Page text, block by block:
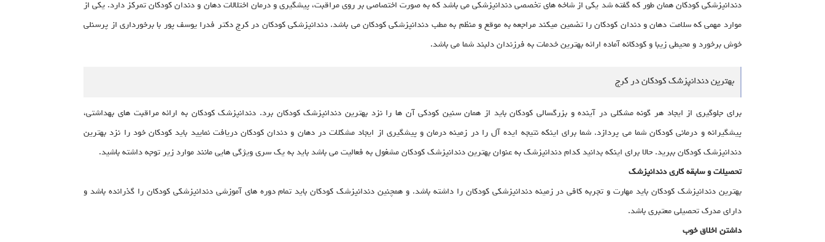
دندانپزشکی کودکان همان طور که گفته شد یکی از شاخه های تخصصی دندانپزشکی می باشد که به صورت اختصاصی بر روی مراقبت، پیشگیری و درمان اختلالات دهان و دندان کودکان تمرکز دارد. یکی از
موارد مهمی که سلامت دهان و دندان کودکان را تضمین میکند مراجعه به موقع و منظم به مطب دندانپزشکی کودکان می باشد. دندانپزشکی کودکان در کرج دکتر فدرا یوسف پور با برخورداری از پرسنلی
خوش برخورد و محیطی زیبا و کودکانه آماده ارائه بهترین خدمات به فرزندان دلبند شما می باشد.
بهترین دندانپزشک کودکان در کرج
برای جلوگیری از ایجاد هر گونه مشکلی در آینده و بزرگسالی کودکان باید از همان سنین کودکی آن ها را نزد بهترین دندانپزشک کودکان برد. دندانپزشک کودکان به ارائه مراقبت های بهداشتی،
پیشگیرانه و درمانی کودکان شما می پردازد. شما برای اینکه نتیجه ایده آل را در زمینه درمان و پیشگیری از ایجاد مشکلات در دهان و دندان کودکان دریافت نمایید باید کودکان خود را نزد بهترین
دندانپزشک کودکان ببرید. حالا برای اینکه بدانید کدام دندانپزشک به عنوان بهترین دندانپزشک کودکان مشغول به فعالیت می باشد باید به یک سری ویژگی هایی مانند موارد زیر توجه داشته باشید.
تحصیلات و سابقه کاری دندانپزشک
بهترین دندانپزشک کودکان باید مهارت و تجربه کافی در زمینه دندانپزشکی کودکان را داشته باشد. و همچنین دندانپزشک کودکان باید تمام دوره های آموزشی دندانپزشکی کودکان را گذرانده باشد و
دارای مدرک تحصیلی معتبری باشد.
داشتن اخلاق خوب